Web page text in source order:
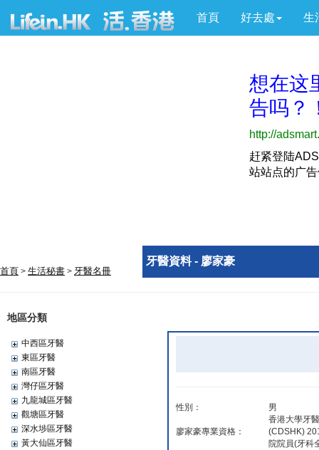
首頁 好去處 生
首頁 > 生活秘書 > 牙醫名冊
地區分類
中西區牙醫
東區牙醫
南區牙醫
灣仔區牙醫
九龍城區牙醫
觀塘區牙醫
深水埗區牙醫
黃大仙區牙醫
牙醫資料 - 廖家豪
性別： 男
廖家豪專業資格：
香港大學牙
(CDSHK)
院院員(牙科